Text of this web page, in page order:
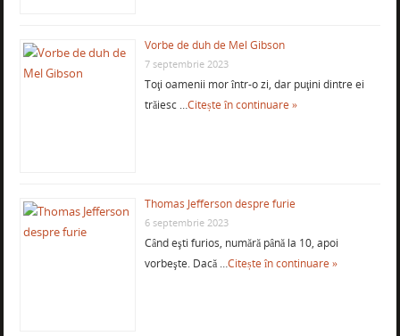
Vorbe de duh de Mel Gibson
7 septembrie 2023
Toţi oamenii mor într-o zi, dar puţini dintre ei
trăiesc …Citește în continuare »
Thomas Jefferson despre furie
6 septembrie 2023
Când eşti furios, numără până la 10, apoi
vorbeşte. Dacă …Citește în continuare »